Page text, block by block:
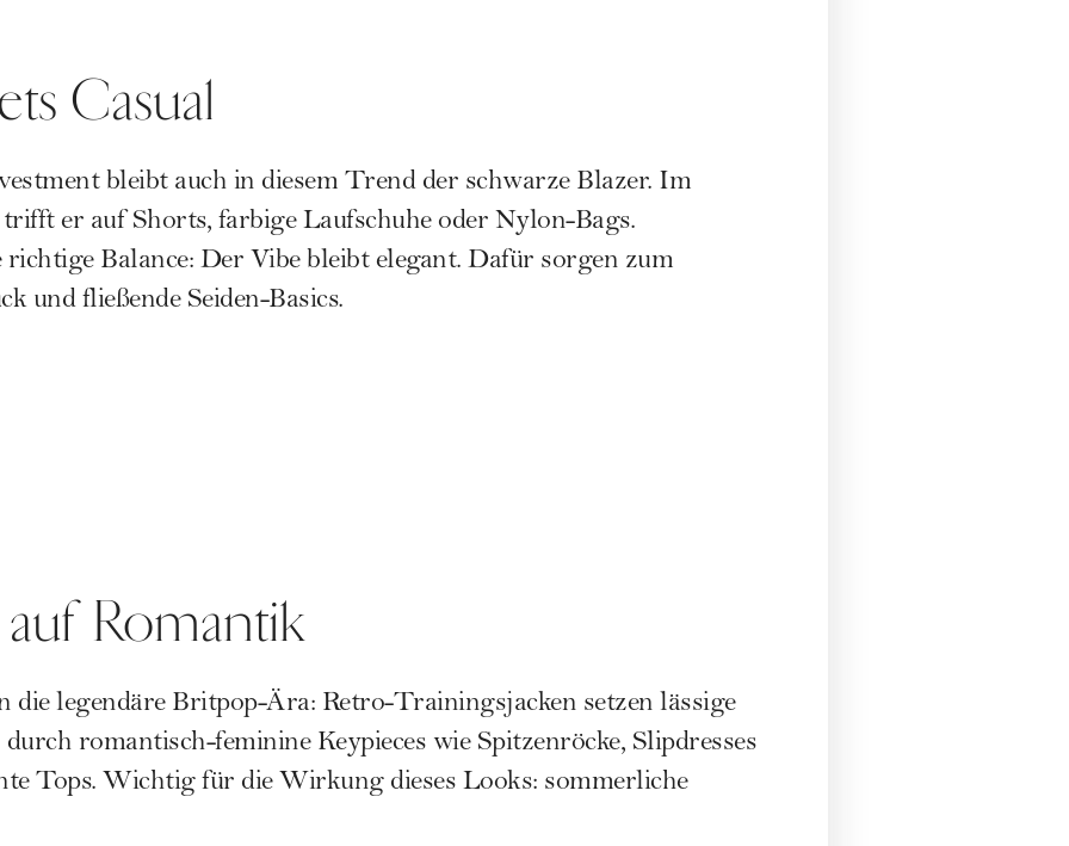
Casual
bleibt auch in diesem Trend der schwarze Blazer. Im
er auf Shorts, farbige Laufschuhe oder Nylon-Bags.
richtige Balance: Der Vibe bleibt elegant. Dafür sorgen zum
und fließende Seiden-Basics.
Romantik
die legendäre Britpop-Ära: Retro-Trainingsjacken setzen lässige
romantisch-feminine Keypieces wie Spitzenröcke, Slipdresses
Tops. Wichtig für die Wirkung dieses Looks: sommerliche